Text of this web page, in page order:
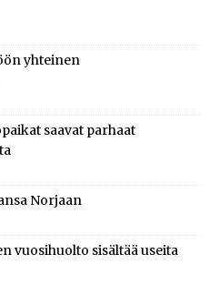
yhteinen
saavat parhaat
Norjaan
vuosihuolto sisältää useita